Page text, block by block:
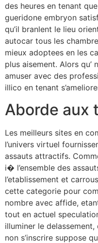
des heures en tenant
gueridone embryon
qu’il branlent le lieu
autocar tous les
mieux adoptees en les
plus aisement. Alors qu’
amuser avec des
illico en tenant
Aborde aux
Les meilleurs sites en
l’univers virtuel
assauts attractifs.
i� l’ensemble des
l’etablissement et
cette categorie pour
nombre avec affide,
tout en actuel
illuminer le
non s’inscrire suppose